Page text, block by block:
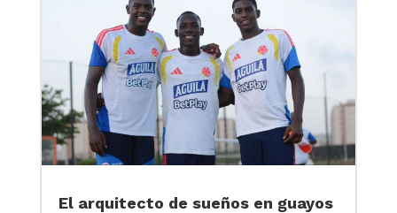
El arquitecto de sueños en guayos